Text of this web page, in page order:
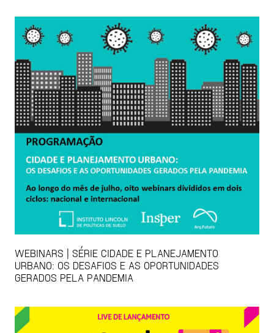
WEBINARS | SÉRIE CIDADE E PLANEJAMENTO
URBANO: OS DESAFIOS E AS OPORTUNIDADES
GERADOS PELA PANDEMIA